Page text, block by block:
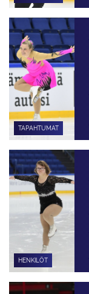
TAPAHTUMAT
HENKILÖT